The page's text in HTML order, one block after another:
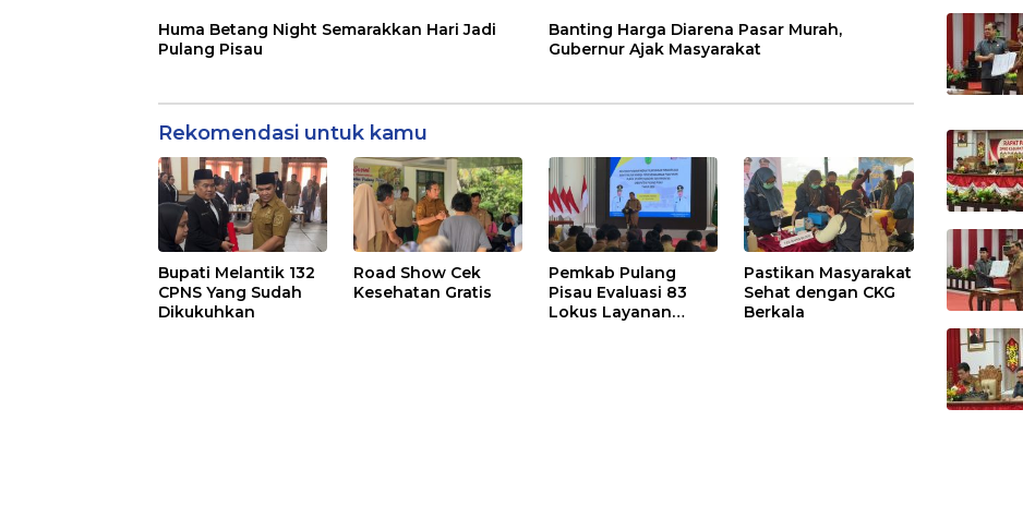
Huma Betang Night Semarakkan Hari Jadi
Pulang Pisau
Banting Harga Diarena Pasar Murah,
Gubernur Ajak Masyarakat
Rekomendasi untuk kamu
Bupati Melantik 132
CPNS Yang Sudah
Dikukuhkan
Road Show Cek
Kesehatan Gratis
Pemkab Pulang
Pisau Evaluasi 83
Lokus Layanan
Pastikan Masyarakat
Sehat dengan CKG
Berkala